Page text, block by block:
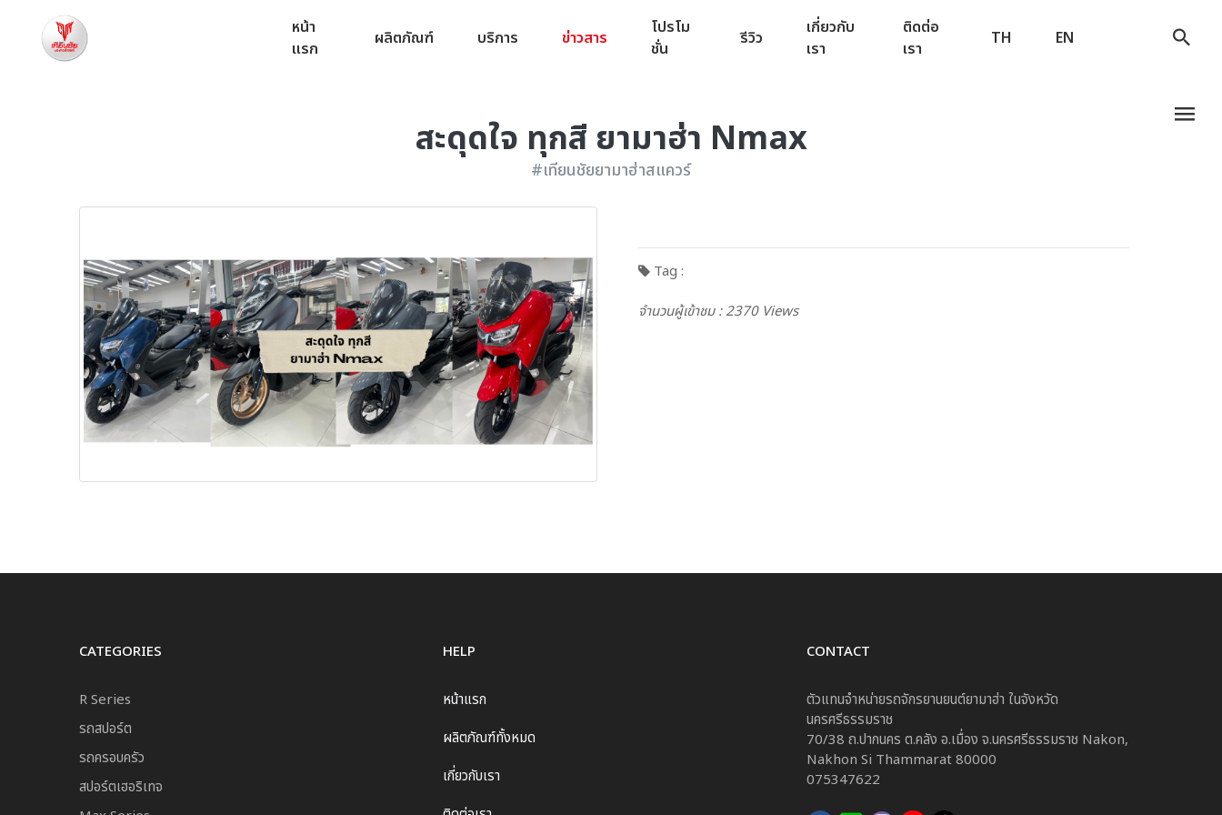
หน้า
แรก
ผลิตภัณฑ์ บริการ ข่าวสาร
โปรโม
ชั่น
รีวิว
เกี่ยวกับ
เรา
ติดต่อ
เรา
TH EN
สะดุดใจ ทุกสี ยามาฮ่า Nmax
#เทียนชัยยามาฮ่าสแควร์
Tag :
จำนวนผู้เข้าชม : 2370 Views
CATEGORIES
R Series
รถสปอร์ต
รถครอบครัว
สปอร์ตเฮอริเทจ
HELP
หน้าแรก
ผลิตภัณฑ์ทั้งหมด
เกี่ยวกับเรา
CONTACT
ตัวแทนจำหน่ายรถจักรยานยนต์ยามาฮ่า ในจังหวัด
นครศรีธรรมราช
70/38 ถ.ปากนคร ต.คลัง อ.เมื่อง จ.นครศรีธรรมราช Nakon,
Nakhon Si Thammarat 80000
075347622